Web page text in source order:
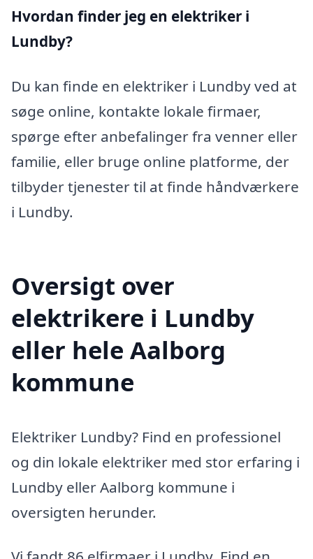
Hvordan finder jeg en elektriker i
Lundby?
Du kan finde en elektriker i Lundby ved at
søge online, kontakte lokale firmaer,
spørge efter anbefalinger fra venner eller
familie, eller bruge online platforme, der
tilbyder tjenester til at finde håndværkere
i Lundby.
Oversigt over
elektrikere i Lundby
eller hele Aalborg
kommune
Elektriker Lundby? Find en professionel
og din lokale elektriker med stor erfaring i
Lundby eller Aalborg kommune i
oversigten herunder.